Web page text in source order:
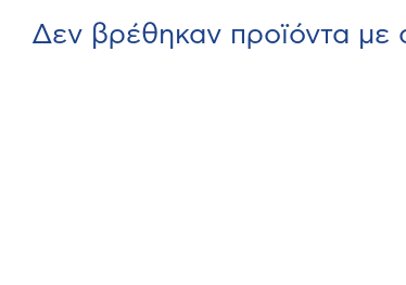
Δεν βρέθηκαν προϊόντα με